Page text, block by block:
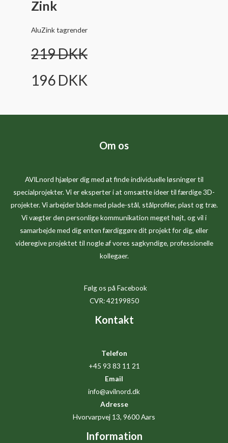
Zink
AluZink tagrender
219DKK
196 DKK
Om os
AVILnord hjælper dig med at finde individuelle løsninger til
specialprojekter. Vi er eksperter i at omsætte ideer til færdige 3D-
projekter. Vi arbejder både med plade-stål, stålprofiler, plast og træ.
Vi vægter den personlige kommunikation meget højt, og vil i
samarbejde med dig enten færdiggøre dit projekt for dig, eller
videregive projektet til nogle af vores sagkyndige, professionelle
kollegaer.
Følg os på Facebook
CVR: 42199850
Kontakt
Telefon
+45 93 83 11 21
Email
info@avilnord.dk
Adresse
Hvorvarpvej 13, 9600 Aars
Information